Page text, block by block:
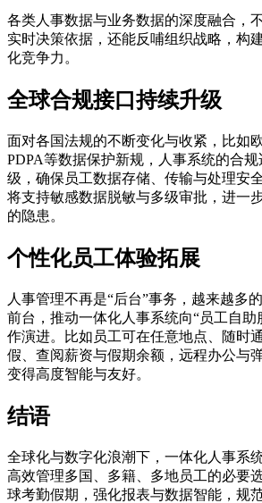
各类人事数据与业务数据的深度融合，
实时决策依据，还能反哺组织战略，构
化竞争力。
全球合规接口持续升级
面对各国法规的不断变化与收紧，比如
PDPA等数据保护新规，人事系统的合
级，确保员工数据存储、传输与处理安
将支持敏感数据脱敏与多级审批，进一
的隐患。
个性化员工体验拓展
人事管理不再是“后台”事务，越来越多
前台，推动一体化人事系统向“员工自助
作演进。比如员工可在任意地点、随时
假、查阅薪资与假期余额，远程办公与
变得高度智能与友好。
结语
全球化与数字化浪潮下，一体化人事系
高效管理多国、多籍、多地员工的必要
球考勤假期，强化报表与数据智能，规